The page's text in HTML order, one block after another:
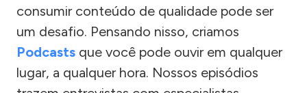
consumir conteúdo de qualidade pode ser
um desafio. Pensando nisso, criamos
Podcasts que você pode ouvir em qualquer
lugar, a qualquer hora. Nossos episódios